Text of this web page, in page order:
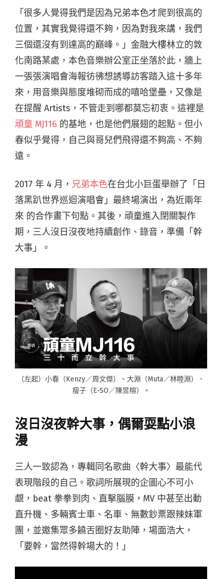
「很多人覺得我們是因為兄弟本色才爬到很高的
位置，其實我覺得還不夠，因為對我來講，我們
三個還沒有到達高的巔峰。」金融大樓林立的敦
化南路某處，本色音樂辦公室正坐落於此，牆上
一張張演唱會海報彷彿想誘導訪客踏入這十多年
來，用音樂與態度堆砌而成的嘻哈堡壘，又像是
在提醒 Artists，不管走到哪都莫忘初衷。這裡是
頑童 MJ116 的基地，也是他們展翅的起點。但小
春似乎覺得，自己與哥兒們飛得還不夠高、不夠
遠。
2017 年 4 月， 兄弟本色在台北小巨蛋舉辦了「日
落黑趴世界巡迴演唱會」最終場演出，為近兩年
來 的合作畫下句點。其後，頑童進入閉關製作
期，三人沒日沒夜地持續創作、錄音，準備「幹
大事」。
（左起）小春（Kenzy／周文傑）、大淵（Muta／林睦淵）、
瘦子（E-SO／陳昱榕）。
沒日沒夜幹大事，偶爾耍點小浪
漫
三人一致認為，專輯同名歌曲〈幹大事〉最能代
表現階段的自己。歌詞所展現的企圖心不可小
覷，beat 拳拳到肉、直擊腦膜，MV 中甚至出動
直升機、多輛賓士車、名車、無數鈔票跟辣妹軍
團，並邀集眾多饒舌圈好友助陣，場面浩大，
「要幹，當然得幹場大的！」